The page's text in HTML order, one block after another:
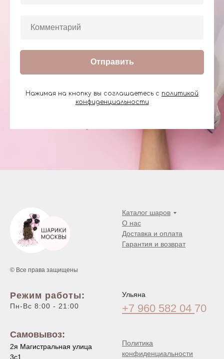
Отправить
Нажимая на кнопку вы соглашаетесь с политикой
конфиденциальности
© Все права защищены
Каталог шаров
О нас
Доставка и оплата
Гарантия и возврат
Режим работы:
Пн-Вс 8:00 - 21:00
Самовывоз:
2я Магистральная улица
3с1
Ульяна
+7 960 582 04 70
Политика
конфиденциальности